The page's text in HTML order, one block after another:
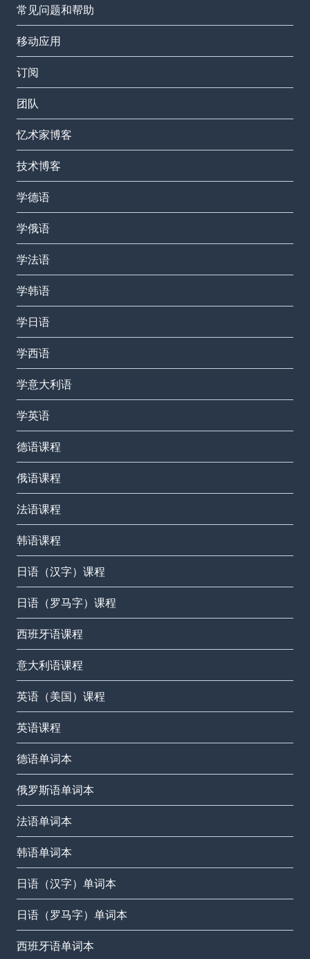
常见问题和帮助
移动应用
订阅
团队
忆术家博客
技术博客
学德语
学俄语
学法语
学韩语
学日语
学西语
学意大利语
学英语
德语课程
俄语课程
法语课程
韩语课程
日语（汉字）课程
日语（罗马字）课程
西班牙语课程
意大利语课程
英语（美国）课程
英语课程
德语单词本
俄罗斯语单词本
法语单词本
韩语单词本
日语（汉字）单词本
日语（罗马字）单词本
西班牙语单词本